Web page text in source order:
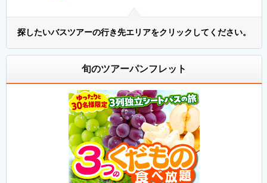
探したいバスツアーの行き先エリアをクリックしてください。
旬のツアーパンフレット